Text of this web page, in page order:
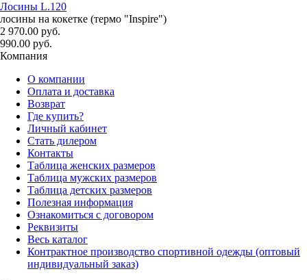
Лосины L.120
лосины на кокетке (термо "Inspire")
2 970.00 руб.
990.00 руб.
Компания
О компании
Оплата и доставка
Возврат
Где купить?
Личный кабинет
Стать дилером
Контакты
Таблица женских размеров
Таблица мужских размеров
Таблица детских размеров
Полезная информация
Ознакомиться с договором
Реквизиты
Весь каталог
Контрактное производство спортивной одежды (оптовый
индивидуальный заказ)